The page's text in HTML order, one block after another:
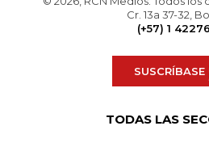
Cr. 13a 37-32,
(+57) 1
SUSCRÍBASE
TODAS LAS